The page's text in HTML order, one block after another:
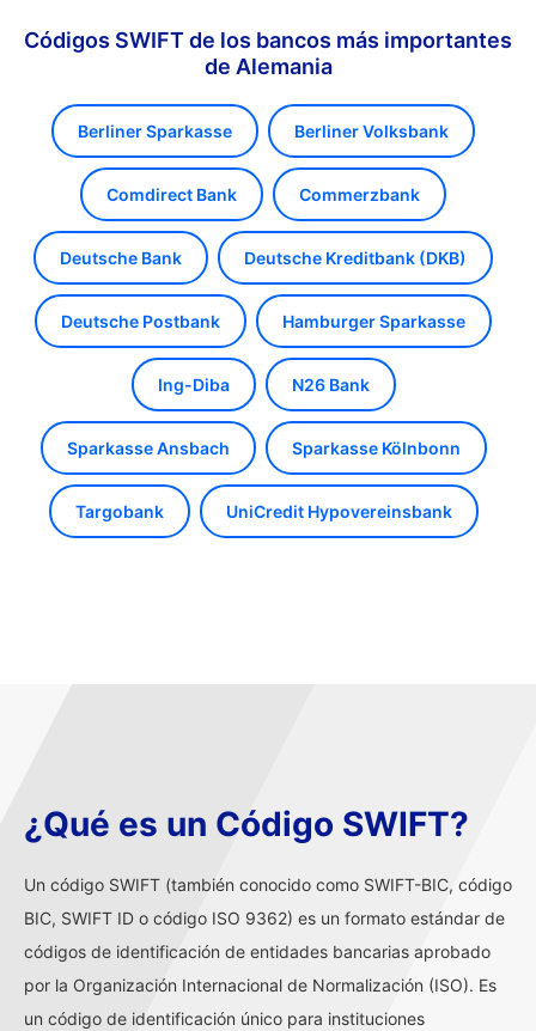
Códigos SWIFT de los bancos más importantes
de Alemania
Berliner Sparkasse Berliner Volksbank
Comdirect Bank Commerzbank
Deutsche Bank Deutsche Kreditbank (DKB)
Deutsche Postbank Hamburger Sparkasse
Ing-Diba N26 Bank
Sparkasse Ansbach Sparkasse Kölnbonn
Targobank UniCredit Hypovereinsbank
¿Qué es un Código SWIFT?
Un código SWIFT (también conocido como SWIFT-BIC, código
BIC, SWIFT ID o código ISO 9362) es un formato estándar de
códigos de identificación de entidades bancarias aprobado
por la Organización Internacional de Normalización (ISO). Es
un código de identificación único para instituciones